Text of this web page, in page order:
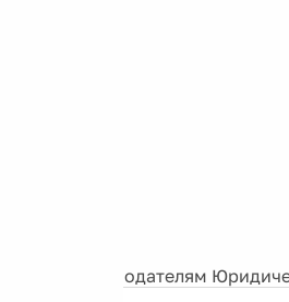
Рекламодателям